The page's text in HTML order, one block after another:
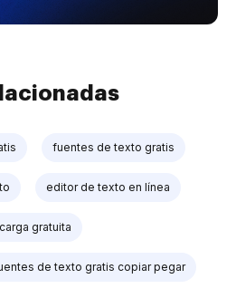
fuentes de texto gratis
editor de texto en línea
gratuita
de texto gratis copiar pegar